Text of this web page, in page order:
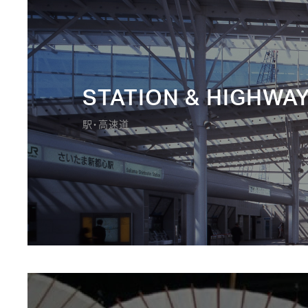
STATION &
駅・高速道